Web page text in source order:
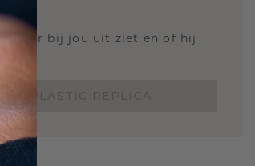
ring er bij jou uit ziet en of hij